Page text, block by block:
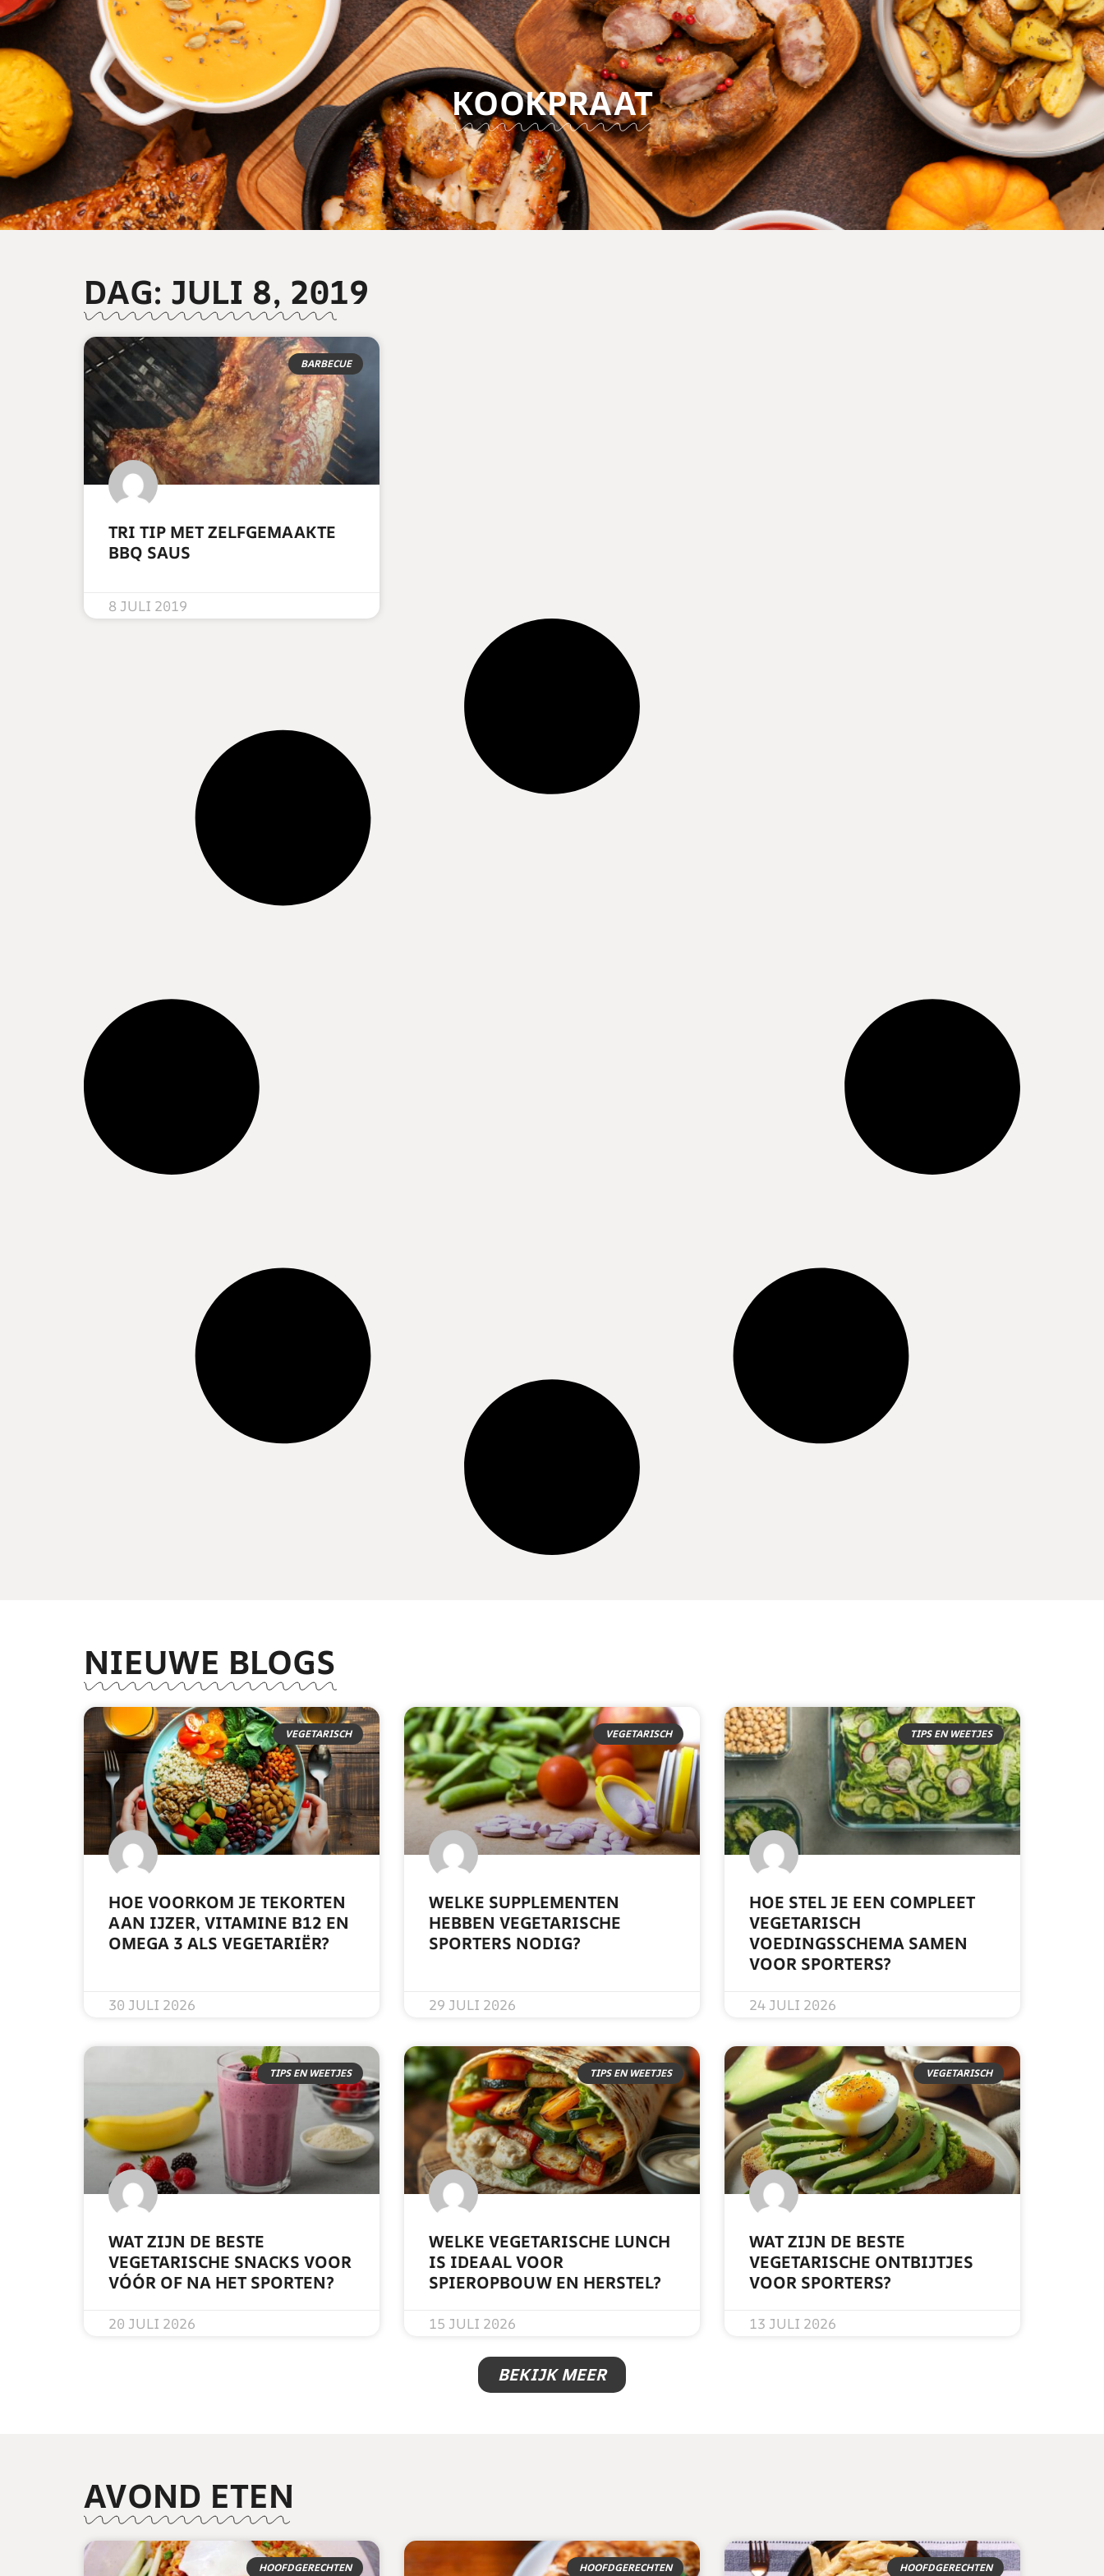
KOOKPRAAT
DAG: JULI 8, 2019
BARBECUE
TRI TIP MET ZELFGEMAAKTE
BBQ SAUS
8 JULI 2019
NIEUWE BLOGS
VEGETARISCH
HOE VOORKOM JE TEKORTEN
AAN IJZER, VITAMINE B12 EN
OMEGA 3 ALS VEGETARIËR?
30 JULI 2026
VEGETARISCH
WELKE SUPPLEMENTEN
HEBBEN VEGETARISCHE
SPORTERS NODIG?
29 JULI 2026
TIPS EN WEETJES
HOE STEL JE EEN COMPLEET
VEGETARISCH
VOEDINGSSCHEMA SAMEN
VOOR SPORTERS?
24 JULI 2026
TIPS EN WEETJES
WAT ZIJN DE BESTE
VEGETARISCHE SNACKS VOOR
VÓÓR OF NA HET SPORTEN?
20 JULI 2026
TIPS EN WEETJES
WELKE VEGETARISCHE LUNCH
IS IDEAAL VOOR
SPIEROPBOUW EN HERSTEL?
15 JULI 2026
VEGETARISCH
WAT ZIJN DE BESTE
VEGETARISCHE ONTBIJTJES
VOOR SPORTERS?
13 JULI 2026
BEKIJK MEER
AVOND ETEN
HOOFDGERECHTEN HOOFDGERECHTEN HOOFDGERECHTEN